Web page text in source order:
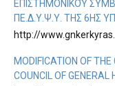
ΕΠΙΣΤΗΜΟΝΙΚΟΎ
ΠΕ.Δ.Υ.Ψ.Υ. ΤΗΣ 6ΗΣ
http://
MODIFICATION OF
COUNCIL OF GENERAL